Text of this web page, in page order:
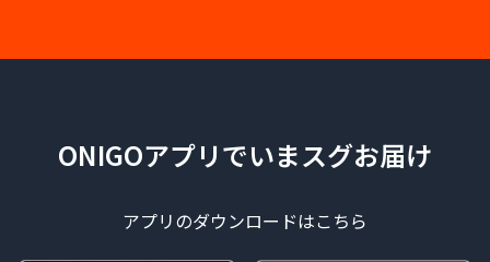
ONIGOアプリでいまスグお届け
アプリのダウンロードはこちら